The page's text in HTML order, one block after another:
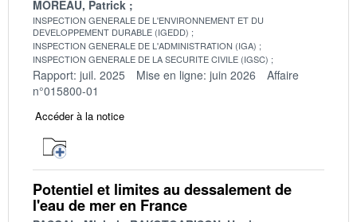
MOREAU, Patrick
INSPECTION GENERALE DE L'ENVIRONNEMENT ET DU
DEVELOPPEMENT DURABLE (IGEDD)
INSPECTION GENERALE DE L'ADMINISTRATION (IGA)
INSPECTION GENERALE DE LA SECURITE CIVILE (IGSC)
Rapport: juil. 2025 Mise en ligne: juin 2026
Affaire
n°015800-01
Accéder à la notice
Potentiel et limites au dessalement de
l'eau de mer en France